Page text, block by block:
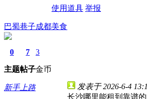
使用道具 举报
巴蜀巷子成都美食
0
主题
7
帖子
3
金币
新手上路 发表于 2026-6-4
长沙哪里能租到靠谱